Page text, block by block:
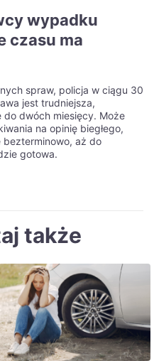
wypadku
czasu ma
spraw, policja w ciągu 30
jest trudniejsza,
do dwóch miesięcy. Może
na opinię biegłego,
aż do
gotowa.
także